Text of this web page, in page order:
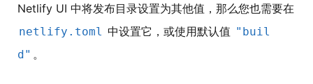
Netlify UI 中将发布目录设置为其他值，那么您也需要在
netlify.toml 中设置它，或使用默认值 "buil
d" 。